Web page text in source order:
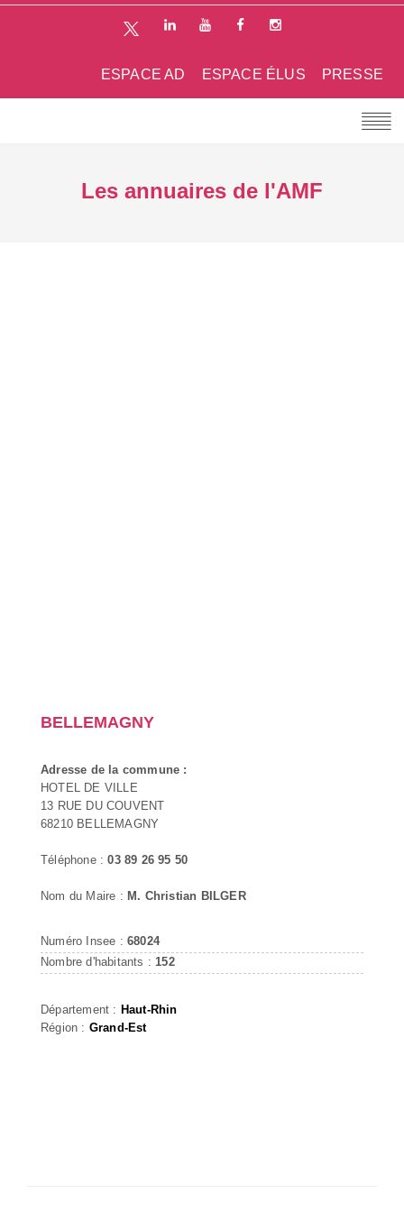
PRESSE
ESPACE ÉLUS
ESPACE AD
Les annuaires de l'AMF
BELLEMAGNY
Adresse de la commune :
HOTEL DE VILLE
13 RUE DU COUVENT
68210 BELLEMAGNY
Téléphone :03 89 26 95 50
Nom du Maire : M. Christian BILGER
Numéro Insee : 68024
Nombre d'habitants : 152
Département : Haut-Rhin
Région : Grand-Est